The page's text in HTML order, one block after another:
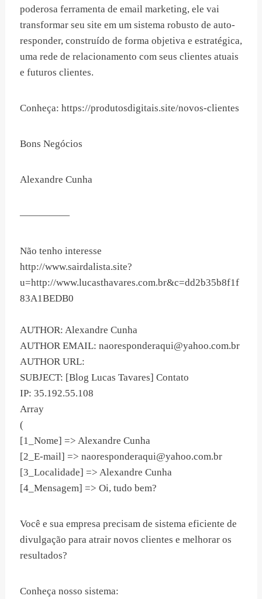
poderosa ferramenta de email marketing, ele vai
transformar seu site em um sistema robusto de auto-
responder, construído de forma objetiva e estratégica,
uma rede de relacionamento com seus clientes atuais
e futuros clientes.
Conheça: https://produtosdigitais.site/novos-clientes
Bons Negócios
Alexandre Cunha
—————
Não tenho interesse
http://www.sairdalista.site?
u=http://www.lucasthavares.com.br&c=dd2b35b8f1f
83A1BEDB0
AUTHOR: Alexandre Cunha
AUTHOR EMAIL: naoresponderaqui@yahoo.com.br
AUTHOR URL:
SUBJECT: [Blog Lucas Tavares] Contato
IP: 35.192.55.108
Array
(
[1_Nome] => Alexandre Cunha
[2_E-mail] => naoresponderaqui@yahoo.com.br
[3_Localidade] => Alexandre Cunha
[4_Mensagem] => Oi, tudo bem?
Você e sua empresa precisam de sistema eficiente de
divulgação para atrair novos clientes e melhorar os
resultados?
Conheça nosso sistema: